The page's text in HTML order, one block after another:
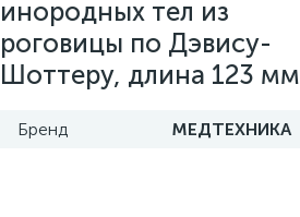
инородных тел из
роговицы по Дэвису-
Шоттеру, длина 123 мм
МЕДТЕХНИКА